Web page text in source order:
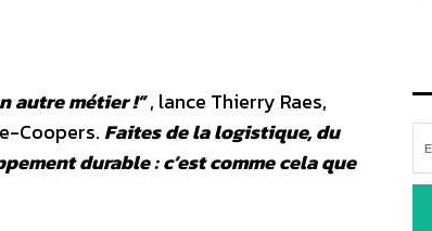
autre métier !”, lance Thierry Raes,
Coopers. Faites de la logistique, du
durable : c’est comme cela que